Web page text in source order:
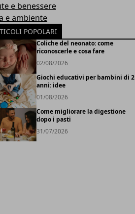
e benessere
e ambiente
POPOLARI
Coliche del neonato: come
riconoscerle e cosa fare
02/08/2026
Giochi educativi per bambini di 2
anni: idee
01/08/2026
Come migliorare la digestione
dopo i pasti
31/07/2026